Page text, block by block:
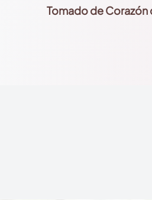
Tomado de Corazón